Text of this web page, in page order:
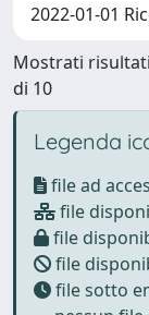
2022-01-01
Mostrati
di 10
Legenda
file ad
file
file
file
file sotto